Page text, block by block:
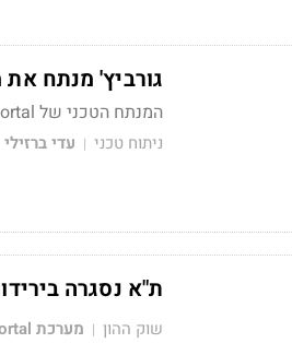
גורביץ' מנתח את מדדים
המנתח הטכני של Bizportal מתייחס למדדים המובילים בארץ ובעולם -
ניתוח טכני | עדי ברזילי
ת"א נסגרה בירידות:
שוק ההון | מערכת Bizportal